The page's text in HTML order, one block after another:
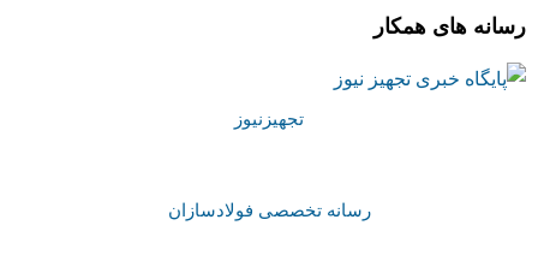
رسانه های همکار
تجهیزنیوز
رسانه تخصصی فولادسازان